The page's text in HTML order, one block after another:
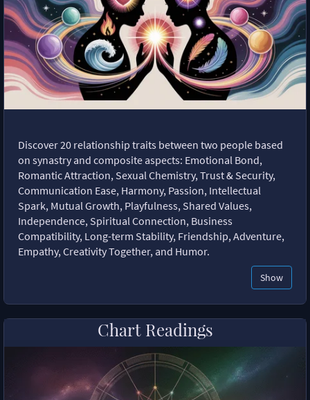
Discover 20 relationship traits between two people based
on synastry and composite aspects: Emotional Bond,
Romantic Attraction, Sexual Chemistry, Trust & Security,
Communication Ease, Harmony, Passion, Intellectual
Spark, Mutual Growth, Playfulness, Shared Values,
Independence, Spiritual Connection, Business
Compatibility, Long-term Stability, Friendship, Adventure,
Empathy, Creativity Together, and Humor.
Show
Chart Readings